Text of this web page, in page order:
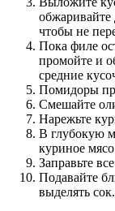
обжаривайте
чтобы не
Пока филе
промойте и
средние
Помидоры
Смешайте
Нарежьте
В глубокую
куриное
Заправьте
Подавайте
выделять сок.